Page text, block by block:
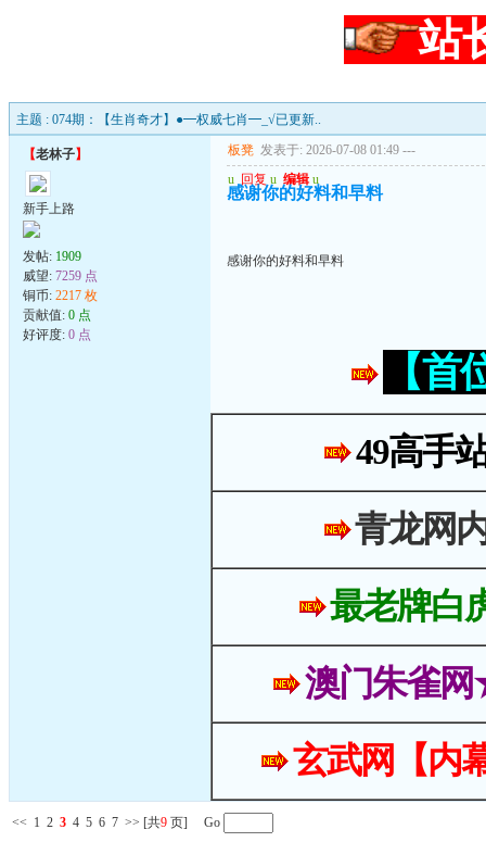
站
主题 : 074期：【生肖奇才】●━权威七肖━_√已更新..
【老林子】
新手上路
发帖: 1909
威望: 7259 点
铜币: 2217 枚
贡献值: 0 点
好评度: 0 点
板凳 发表于: 2026-07-08 01:49 ---
u 回复 u 编辑 u
感谢你的好料和早料
感谢你的好料和早料
【
49高手
青龙网
最老牌白
澳门朱雀
玄武网【内
<< 1 2 3 4 5 6 7 >> [共9 页] Go